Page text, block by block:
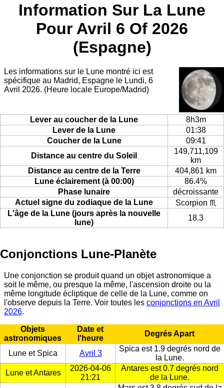
Information Sur La Lune
Pour Avril 6 Of 2026
(Espagne)
Les informations sur le Lune montré ici est
spécifique au Madrid, Espagne le Lundi, 6
Avril 2026. (Heure locale Europe/Madrid)
Lever au coucher de la Lune
8h3m
Lever de la Lune
01:38
Coucher de la Lune
09:41
Distance au centre du Soleil
149,711,109
km
Distance au centre de la Terre
404,861 km
Lune éclairement (à 00:00)
86.4%
Phase lunaire
décroissante
Actuel signe du zodiaque de la Lune
Scorpion ♏
L'âge de la Lune (jours après la nouvelle
lune)
18.3
Conjonctions Lune-Planète
Une conjonction se produit quand un objet astronomique a
soit le même, ou presque la même, l'ascension droite ou la
même longitude écliptique de celle de la Lune, comme on
l'observe depuis la Terre. Voir toutes les conjonctions en Avril
2026.
Objets
astronomiques
Date et
l'heure
Degrés Apart
Lune et Spica Avril 3
Spica est 1.9 degrés nord de
la Lune.
Lune et Antares
2026-04-06
21:21
Antares est 0.7 degrés nord
de la Lune.